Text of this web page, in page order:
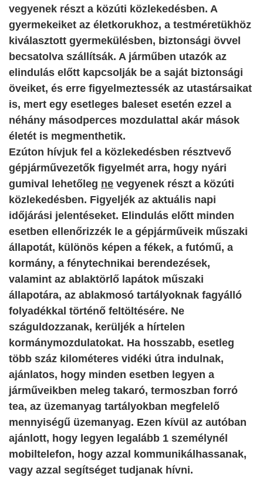
vegyenek részt a közúti közlekedésben. A
gyermekeiket az életkorukhoz, a testméretükhöz
kiválasztott gyermekülésben, biztonsági övvel
becsatolva szállítsák. A járműben utazók az
elindulás előtt kapcsolják be a saját biztonsági
öveiket, és erre figyelmeztessék az utastársaikat
is, mert egy esetleges baleset esetén ezzel a
néhány másodperces mozdulattal akár mások
életét is megmenthetik.
Ezúton hívjuk fel a közlekedésben résztvevő
gépjárművezetők figyelmét arra, hogy nyári
gumival lehetőleg ne vegyenek részt a közúti
közlekedésben. Figyeljék az aktuális napi
időjárási jelentéseket. Elindulás előtt minden
esetben ellenőrizzék le a gépjárműveik műszaki
állapotát, különös képen a fékek, a futómű, a
kormány, a fénytechnikai berendezések,
valamint az ablaktörlő lapátok műszaki
állapotára, az ablakmosó tartályoknak fagyálló
folyadékkal történő feltöltésére. Ne
száguldozzanak, kerüljék a hírtelen
kormánymozdulatokat. Ha hosszabb, esetleg
több száz kilométeres vidéki útra indulnak,
ajánlatos, hogy minden esetben legyen a
járműveikben meleg takaró, termoszban forró
tea, az üzemanyag tartályokban megfelelő
mennyiségű üzemanyag. Ezen kívül az autóban
ajánlott, hogy legyen legalább 1 személynél
mobiltelefon, hogy azzal kommunikálhassanak,
vagy azzal segítséget tudjanak hívni.